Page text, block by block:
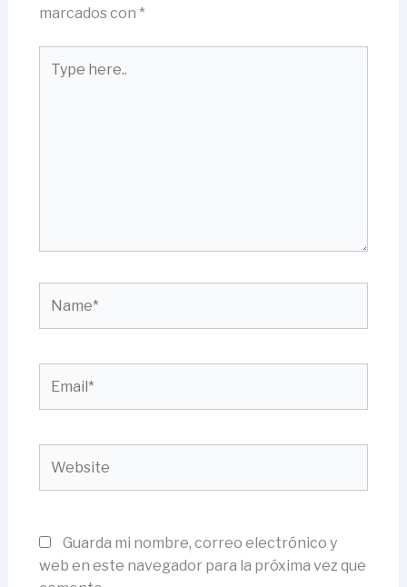
marcados con *
here..
Guarda mi nombre, correo electrónico y
web en este navegador para la próxima vez que